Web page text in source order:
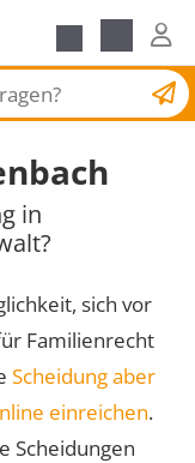
in
sich vor
Familienrecht
Scheidung aber
einreichen.
Scheidungen